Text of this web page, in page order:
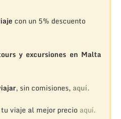
con un 5% descuento
y excursiones en Malta
, sin comisiones, aquí.
viaje al mejor precio aquí.